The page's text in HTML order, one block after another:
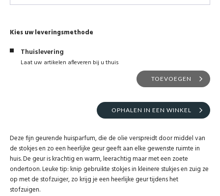
Kies uw leveringsmethode
Thuislevering
Laat uw artikelen afleveren bij u thuis
TOEVOEGEN
OPHALEN IN EEN WINKEL
Deze fijn geurende huisparfum, die de olie verspreidt door middel van
de stokjes en zo een heerlijke geur geeft aan elke gewenste ruimte in
huis. De geur is krachtig en warm, leerachtig maar met een zoete
ondertoon. Leuke tip: knip gebruikte stokjes in kleinere stukjes en zuig ze
op met de stofzuiger, zo krijg je een heerlijke geur tijdens het
stofzuigen.